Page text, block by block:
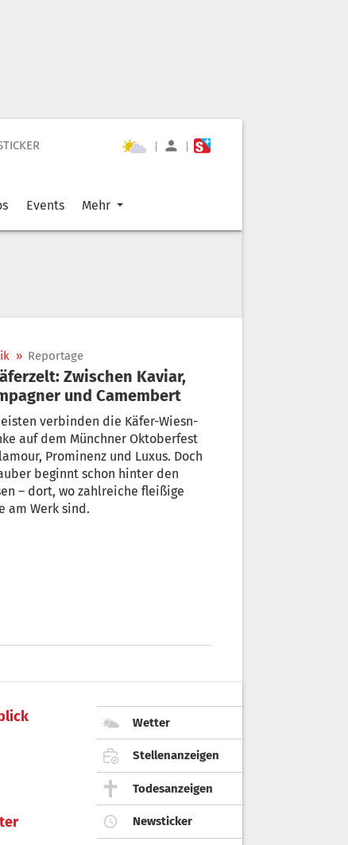
| |
Events Mehr
» Reportage
Champagner und Camembert
verbinden die Käfer-Wiesn-
auf dem Münchner Oktoberfest
Prominenz und Luxus. Doch
beginnt schon hinter den
– dort, wo zahlreiche fleißige
am Werk sind.
Wetter
Stellenanzeigen
Todesanzeigen
Newsticker